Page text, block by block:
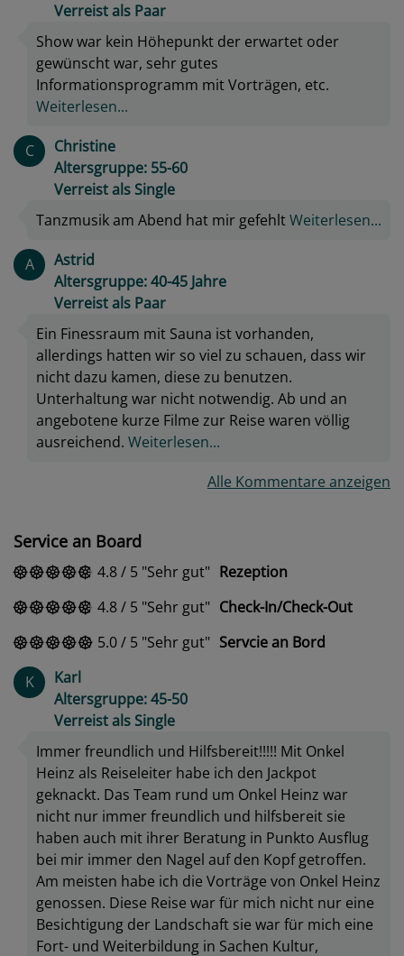
Verreist als Paar
Show war kein Höhepunkt der erwartet oder
gewünscht war, sehr gutes
Informationsprogramm mit Vorträgen, etc.
Weiterlesen...
C
Christine
Altersgruppe: 55-60
Verreist als Single
Tanzmusik am Abend hat mir gefehltWeiterlesen...
A
Astrid
Altersgruppe: 40-45 Jahre
Verreist als Paar
Ein Finessraum mit Sauna ist vorhanden,
allerdings hatten wir so viel zu schauen, dass wir
nicht dazu kamen, diese zu benutzen.
Unterhaltung war nicht notwendig. Ab und an
angebotene kurze Filme zur Reise waren völlig
ausreichend. Weiterlesen...
Alle Kommentare anzeigen
Service an Board
4.8/ 5 Sehr gut
Rezeption
4.8/ 5 Sehr gut
Check-In/Check-Out
5.0/ 5 Sehr gut
Servcie an Bord
K
Karl
Altersgruppe: 45-50
Verreist als Single
Immer freundlich und Hilfsbereit!!!!! Mit Onkel
Heinz als Reiseleiter habe ich den Jackpot
geknackt. Das Team rund um Onkel Heinz war
nicht nur immer freundlich und hilfsbereit sie
haben auch mit ihrer Beratung in Punkto Ausflug
bei mir immer den Nagel auf den Kopf getroffen.
Am meisten habe ich die Vorträge von Onkel Heinz
genossen. Diese Reise war für mich nicht nur eine
Besichtigung der Landschaft sie war für mich eine
Fort- und Weiterbildung in Sachen Kultur,